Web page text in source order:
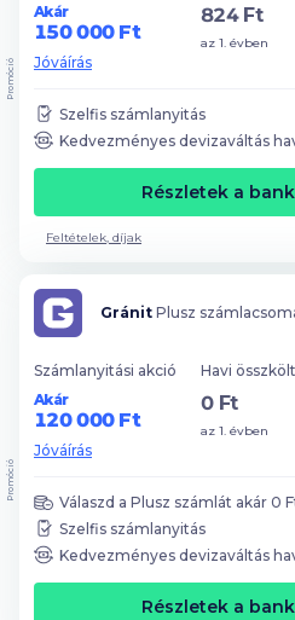
Akár
150 000 Ft
Jóváírás
824 Ft
az 1. évben
Szelfis számlanyitás
Kedvezményes devizaváltás
Részletek a
Feltételek, díjak
Promóció
Gránit Plusz
Számlanyitási akció
Akár
120 000 Ft
Jóváírás
Havi
0 Ft
az 1. évben
Válaszd a Plusz számlát akár 0
Szelfis számlanyitás
Kedvezményes devizaváltás
Részletek a
Promóció